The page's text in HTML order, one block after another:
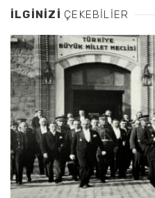
İLGINIZI ÇEKEBILIER